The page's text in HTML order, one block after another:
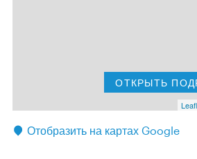
ОТКРЫТЬ
Отобразить на картах Google